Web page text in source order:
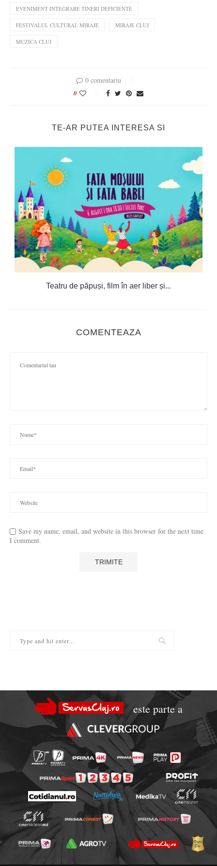
EVENIMENT INTEGRARE TINERI DEFICIENTE
FESTIVALUL CULTURAL MIRAJE MIRAJE CLUJ
MUZICA CLUJ
0 comentariu
0
TE-AR PUTEA INTERESA SI
Teatru de păpuși, film în aer liber și...
COMENTEAZA
Save my name, email, and website in this browser for the next time
I comment.
este parte a